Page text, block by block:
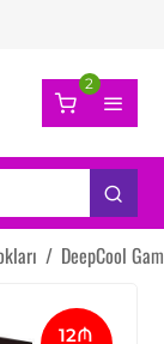
2
/ DeepCool
12₼